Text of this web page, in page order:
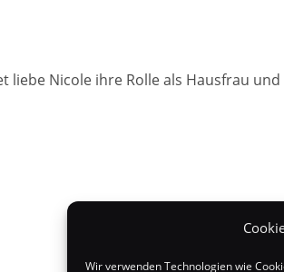
Wir verwenden Technologien wie
liebe Nicole ihre Rolle als Hausfrau